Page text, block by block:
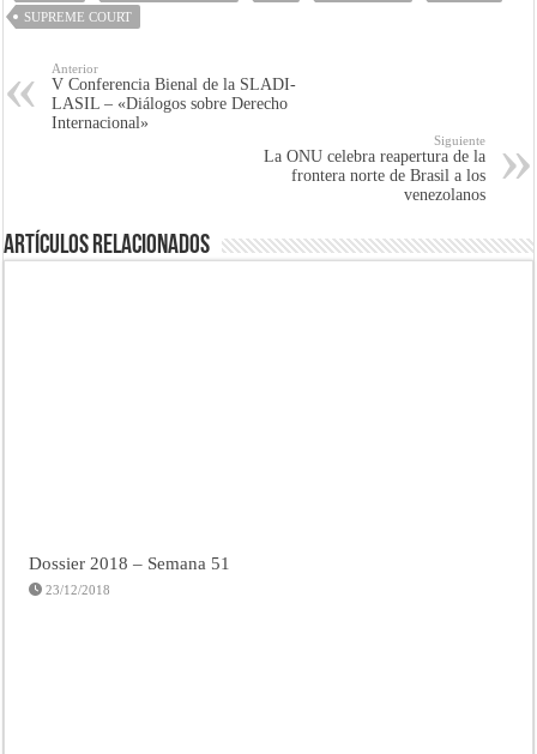
SUPREME COURT
Anterior
V Conferencia Bienal de la SLADI-
LASIL – «Diálogos sobre Derecho
Internacional»
Siguiente
La ONU celebra reapertura de la
frontera norte de Brasil a los
venezolanos
Artículos Relacionados
Dossier 2018 – Semana 51
23/12/2018